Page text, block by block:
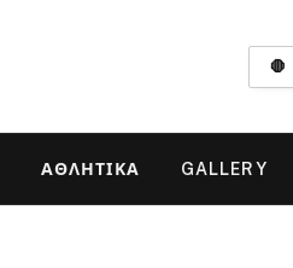
🛑
ΑΘΛΗΤΙΚΆ GALLERY